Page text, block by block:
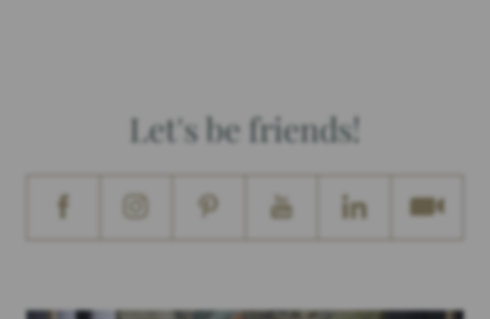
Let's be friends!